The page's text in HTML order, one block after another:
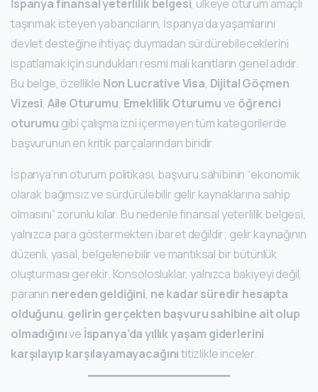
İspanya finansal yeterlilik belgesi, ülkeye oturum amaçlı
taşınmak isteyen yabancıların, İspanya’da yaşamlarını
devlet desteğine ihtiyaç duymadan sürdürebileceklerini
ispatlamak için sundukları resmi mali kanıtların genel adıdır.
Bu belge, özellikle Non Lucrative Visa, Dijital Göçmen
Vizesi, Aile Oturumu, Emeklilik Oturumuve öğrenci
oturumu gibi çalışma izni içermeyen tüm kategorilerde
başvurunun en kritik parçalarından biridir.
İspanya’nın oturum politikası, başvuru sahibinin “ekonomik
olarak bağımsız ve sürdürülebilir gelir kaynaklarına sahip
olmasını” zorunlu kılar. Bu nedenle finansal yeterlilik belgesi,
yalnızca para göstermekten ibaret değildir; gelir kaynağının
düzenli, yasal, belgelenebilir ve mantıksal bir bütünlük
oluşturması gerekir. Konsolosluklar, yalnızca bakiyeyi değil,
paranın nereden geldiğini, ne kadar süredir hesapta
olduğunu, gelirin gerçekten başvuru sahibine ait olup
olmadığınıve İspanya’da yıllık yaşam giderlerini
karşılayıp karşılayamayacağınıtitizlikle inceler.